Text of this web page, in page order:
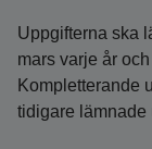
Uppgifterna ska
mars varje år
Kompletterande
tidigare lämnade